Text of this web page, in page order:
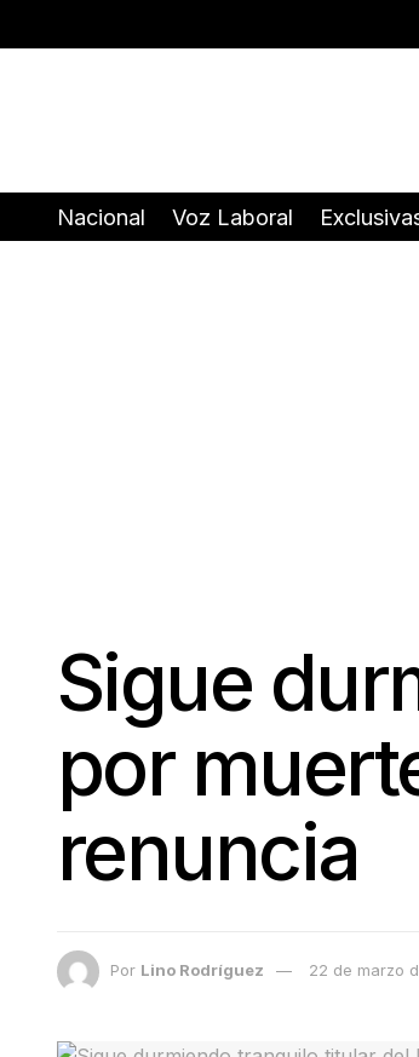
Nacional Voz Laboral
Sigue
por
renuncia
Por Lino Rodríguez 22 de marzo